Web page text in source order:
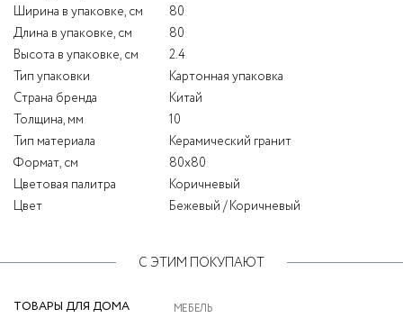
Ширина в упаковке, см
80
Длина в упаковке, см
80
Высота в упаковке, см
2.4
Тип упаковки
Картонная упаковка
Страна бренда
Китай
Толщина, мм
10
Тип материала
Керамический гранит
Формат, см
80x80
Цветовая палитра
Коричневый
Цвет
Бежевый / Коричневый
С ЭТИМ ПОКУПАЮТ
ТОВАРЫ ДЛЯ ДОМА МЕБЕЛЬ